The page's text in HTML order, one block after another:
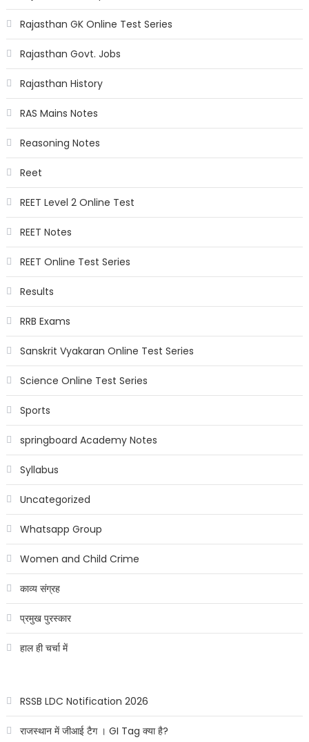
Rajasthan GK Online Test Series
Rajasthan Govt. Jobs
Rajasthan History
RAS Mains Notes
Reasoning Notes
Reet
REET Level 2 Online Test
REET Notes
REET Online Test Series
Results
RRB Exams
Sanskrit Vyakaran Online Test Series
Science Online Test Series
Sports
springboard Academy Notes
Syllabus
Uncategorized
Whatsapp Group
Women and Child Crime
काव्य संग्रह
प्रमुख पुरस्कार
हाल ही चर्चा में
RSSB LDC Notification 2026
राजस्थान में जीआई टैग । GI Tag क्या है?